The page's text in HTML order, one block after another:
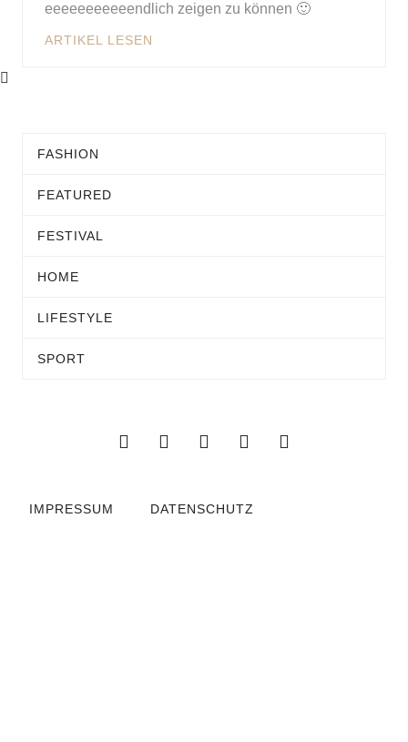
eeeeeeeeeeendlich zeigen zu können 🙂
ARTIKEL LESEN
FASHION
FEATURED
FESTIVAL
HOME
LIFESTYLE
SPORT
IMPRESSUM DATENSCHUTZ